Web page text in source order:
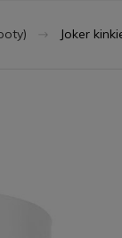
Joker